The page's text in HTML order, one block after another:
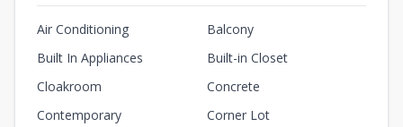
Air Conditioning
Balcony
Built In Appliances
Built-in Closet
Cloakroom
Concrete
Contemporary
Corner Lot